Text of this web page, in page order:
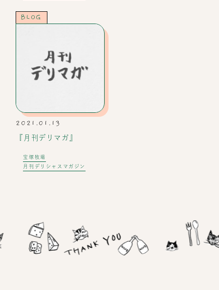
BLOG
2021.01.13
『月刊デリマガ』
宝塚牧場
月刊デリシャスマガジン